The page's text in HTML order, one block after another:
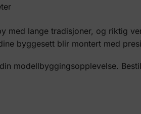
med lange tradisjoner, og riktig
byggesett blir montert med
modellbyggingsopplevelse.